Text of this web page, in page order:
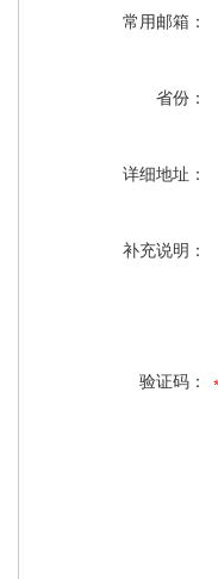
常用邮箱：
省份：
详细地址：
补充说明：
验证码：